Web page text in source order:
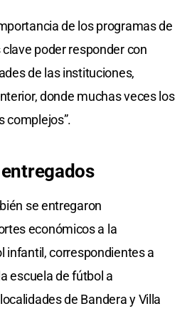
de los programas de
poder responder con
de las instituciones,
donde muchas veces los
complejos”.
se entregaron
económicos a la
infantil, correspondientes a
escuela de fútbol a
de Bandera y Villa